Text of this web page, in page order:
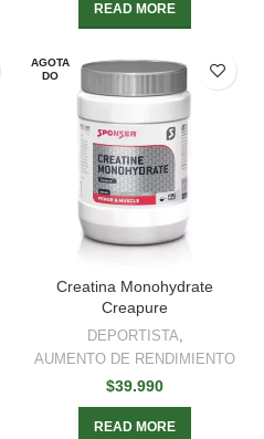
READ MORE
AGOTA
DO
Creatina Monohydrate
Creapure
DEPORTISTA,
AUMENTO DE RENDIMIENTO
$39.990
READ MORE